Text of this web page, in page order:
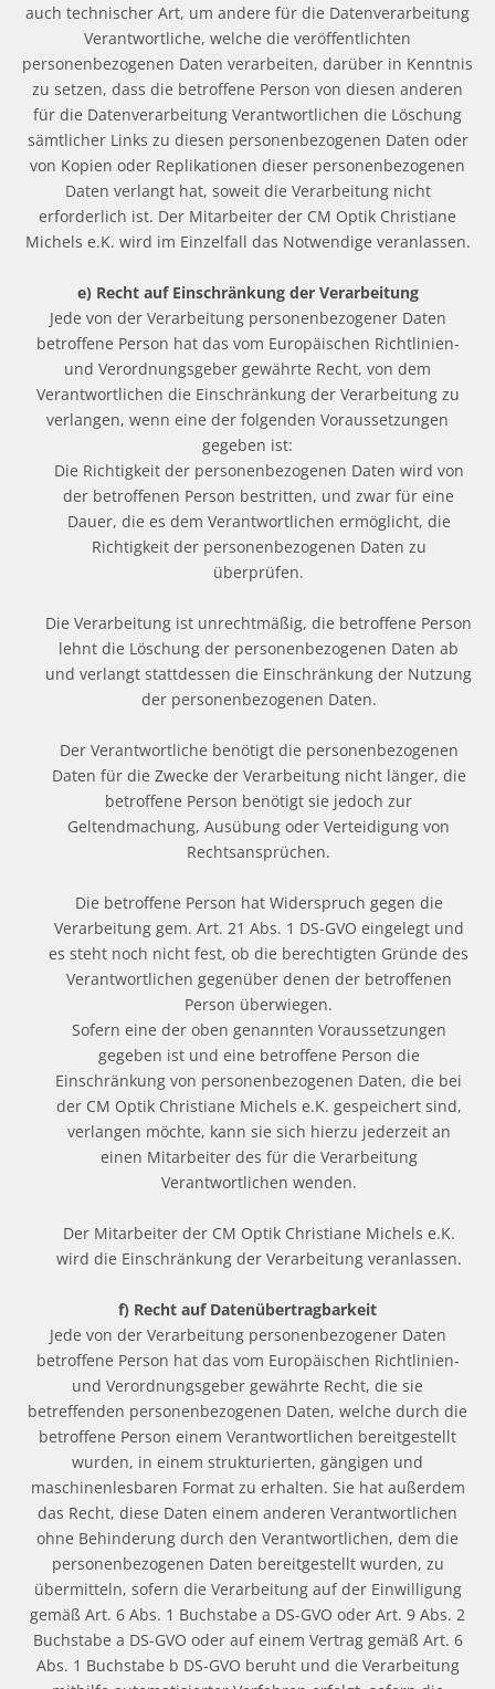
auch technischer Art, um andere für die Datenverarbeitung
Verantwortliche, welche die veröffentlichten
personenbezogenen Daten verarbeiten, darüber in Kenntnis
zu setzen, dass die betroffene Person von diesen anderen
für die Datenverarbeitung Verantwortlichen die Löschung
sämtlicher Links zu diesen personenbezogenen Daten oder
von Kopien oder Replikationen dieser personenbezogenen
Daten verlangt hat, soweit die Verarbeitung nicht
erforderlich ist. Der Mitarbeiter der CM Optik Christiane
Michels e.K. wird im Einzelfall das Notwendige veranlassen.
e) Recht auf Einschränkung der Verarbeitung
Jede von der Verarbeitung personenbezogener Daten
betroffene Person hat das vom Europäischen Richtlinien-
und Verordnungsgeber gewährte Recht, von dem
Verantwortlichen die Einschränkung der Verarbeitung zu
verlangen, wenn eine der folgenden Voraussetzungen
gegeben ist:
Die Richtigkeit der personenbezogenen Daten wird von
der betroffenen Person bestritten, und zwar für eine
Dauer, die es dem Verantwortlichen ermöglicht, die
Richtigkeit der personenbezogenen Daten zu
überprüfen.
Die Verarbeitung ist unrechtmäßig, die betroffene Person
lehnt die Löschung der personenbezogenen Daten ab
und verlangt stattdessen die Einschränkung der Nutzung
der personenbezogenen Daten.
Der Verantwortliche benötigt die personenbezogenen
Daten für die Zwecke der Verarbeitung nicht länger, die
betroffene Person benötigt sie jedoch zur
Geltendmachung, Ausübung oder Verteidigung von
Rechtsansprüchen.
Die betroffene Person hat Widerspruch gegen die
Verarbeitung gem. Art. 21 Abs. 1 DS-GVO eingelegt und
es steht noch nicht fest, ob die berechtigten Gründe des
Verantwortlichen gegenüber denen der betroffenen
Person überwiegen.
Sofern eine der oben genannten Voraussetzungen
gegeben ist und eine betroffene Person die
Einschränkung von personenbezogenen Daten, die bei
der CM Optik Christiane Michels e.K. gespeichert sind,
verlangen möchte, kann sie sich hierzu jederzeit an
einen Mitarbeiter des für die Verarbeitung
Verantwortlichen wenden.
Der Mitarbeiter der CM Optik Christiane Michels e.K.
wird die Einschränkung der Verarbeitung veranlassen.
f) Recht auf Datenübertragbarkeit
Jede von der Verarbeitung personenbezogener Daten
betroffene Person hat das vom Europäischen Richtlinien-
und Verordnungsgeber gewährte Recht, die sie
betreffenden personenbezogenen Daten, welche durch die
betroffene Person einem Verantwortlichen bereitgestellt
wurden, in einem strukturierten, gängigen und
maschinenlesbaren Format zu erhalten. Sie hat außerdem
das Recht, diese Daten einem anderen Verantwortlichen
ohne Behinderung durch den Verantwortlichen, dem die
personenbezogenen Daten bereitgestellt wurden, zu
übermitteln, sofern die Verarbeitung auf der Einwilligung
gemäß Art. 6 Abs. 1 Buchstabe a DS-GVO oder Art. 9 Abs. 2
Buchstabe a DS-GVO oder auf einem Vertrag gemäß Art. 6
Abs. 1 Buchstabe b DS-GVO beruht und die Verarbeitung